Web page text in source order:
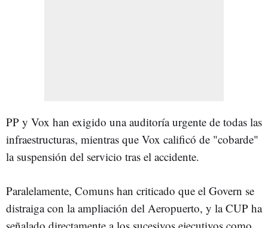
PP y Vox han exigido una auditoría urgente de todas las
infraestructuras, mientras que Vox calificó de "cobarde"
la suspensión del servicio tras el accidente.
Paralelamente, Comuns han criticado que el Govern se
distraiga con la ampliación del Aeropuerto, y la CUP ha